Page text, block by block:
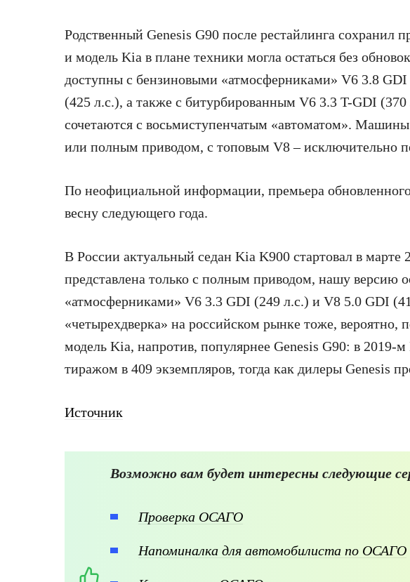
Родственный Genesis G90 после рестайлинга сохранил
и модель Kia в плане техники могла остаться без
доступны с бензиновыми «атмосферниками» V6 3.8
(425 л.с.), а также с битурбированным V6 3.3 T-GDI (370
сочетаются с восьмиступенчатым «автоматом».
или полным приводом, с топовым V8 – исключительно
По неофициальной информации, премьера
весну следующего года.
В России актуальный седан Kia K900 стартовал в марте
представлена только с полным приводом, нашу версию
«атмосферниками» V6 3.3 GDI (249 л.с.) и V8 5.0 GDI
«четырехдверка» на российском рынке тоже, вероятно,
модель Kia, напротив, популярнее Genesis G90: в 2019-
тиражом в 409 экземпляров, тогда как дилеры Genesis
Источник
Возможно вам будет интересны следующие
Проверка ОСАГО
Напоминалка для автомобилиста по ОСАГО